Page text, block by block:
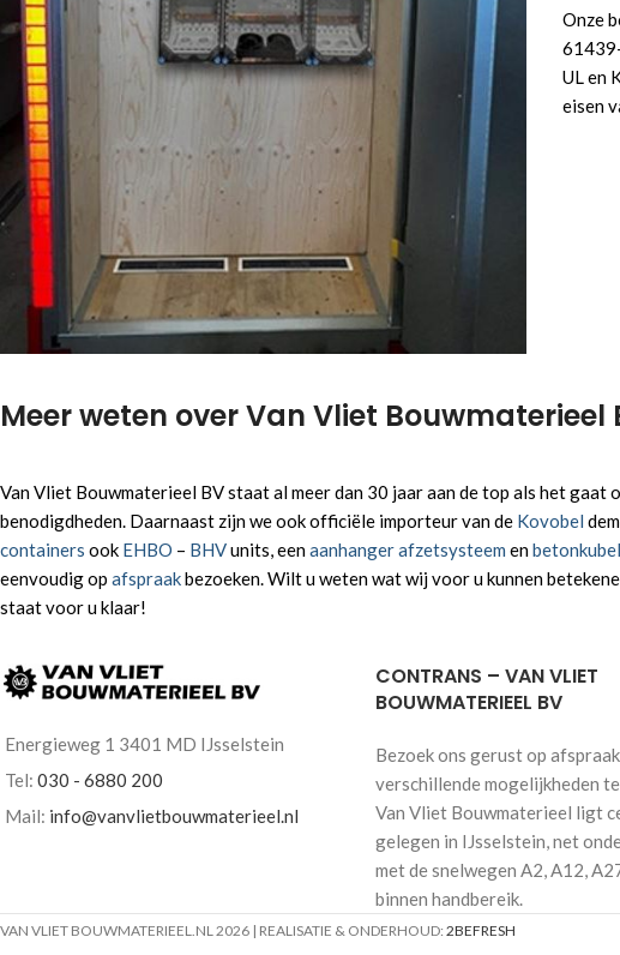
Onze
UL en
eisen
Meer weten over Van Vliet Bouwmaterieel
Van Vliet Bouwmaterieel BV staat al meer dan 30 jaar aan de top als het gaat
benodigdheden. Daarnaast zijn we ook officiële importeur van de Kovobel
containers ook EHBO – BHVunits, eenaanhanger afzetsysteem en
eenvoudig op afspraakbezoeken. Wilt u weten wat wij voor u kunnen
staat voor u klaar!
Energieweg 1 3401 MD IJsselstein
Tel: 030 - 6880 200
Mail: info@vanvlietbouwmaterieel.nl
CONTRANS – VAN VLIET
BOUWMATERIEEL BV
Bezoek ons gerust op
verschillende mogelijkheden
Van Vliet Bouwmaterieel ligt
gelegen in IJsselstein, net
met de snelwegen A2, A12,
binnen handbereik.
VAN VLIET BOUWMATERIEEL.NL2026 | REALISATIE & ONDERHOUD: 2BEFRESH